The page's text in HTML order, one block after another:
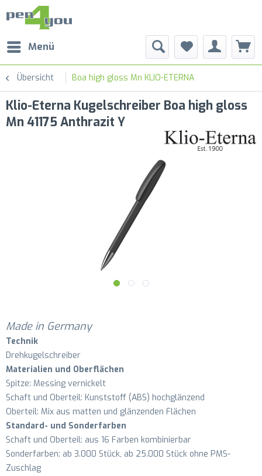
Menü
Übersicht Boa high gloss Mn KLIO-ETERNA
Klio-Eterna Kugelschreiber Boa high gloss
Mn 41175 Anthrazit Y
Made in Germany
Technik
Drehkugelschreiber
Materialien und Oberflächen
Spitze: Messing vernickelt
Schaft und Oberteil: Kunststoff (ABS) hochglänzend
Oberteil: Mix aus matten und glänzenden Flächen
Standard- und Sonderfarben
Schaft und Oberteil: aus 16 Farben kombinierbar
Sonderfarben: ab 3.000 Stück, ab 25.000 Stück ohne PMS-
Zuschlag